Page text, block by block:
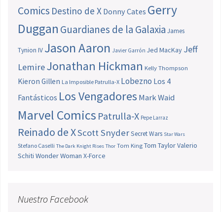
Comics Destino de X Donny Cates Gerry
Duggan Guardianes de la Galaxia James
Tynion IV Jason Aaron Javier Garrón Jed MacKay Jeff
LemireJonathan Hickman Kelly Thompson
Kieron Gillen La Imposible Patrulla-X Lobezno Los 4
Fantásticos Los Vengadores Mark Waid
Marvel Comics Patrulla-X Pepe Larraz
Reinado de XScott SnyderSecret Wars Star Wars
Stefano Caselli The Dark Knight Rises Thor Tom King Tom TaylorValerio
Schiti Wonder Woman X-Force
Nuestro Facebook